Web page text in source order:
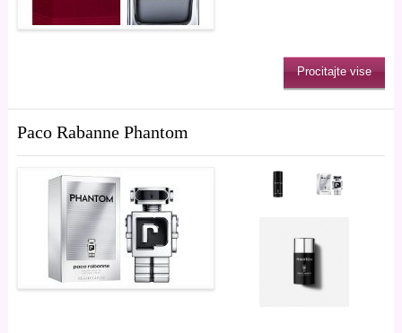
Procitajte vise
Paco Rabanne Phantom